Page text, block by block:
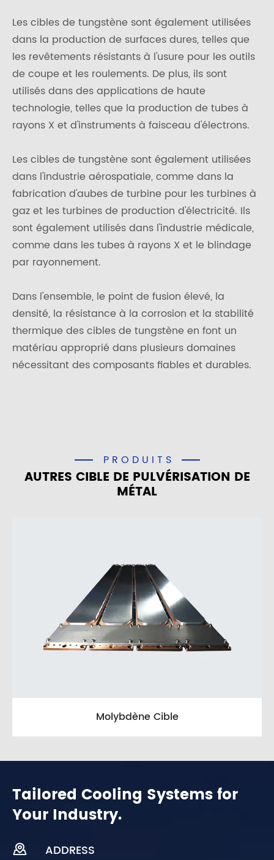
Les cibles de tungstène sont également utilisées
dans la production de surfaces dures, telles que
les revêtements résistants à l'usure pour les outils
de coupe et les roulements. De plus, ils sont
utilisés dans des applications de haute
technologie, telles que la production de tubes à
rayons X et d'instruments à faisceau d'électrons.
Les cibles de tungstène sont également utilisées
dans l'industrie aérospatiale, comme dans la
fabrication d'aubes de turbine pour les turbines à
gaz et les turbines de production d'électricité. Ils
sont également utilisés dans l'industrie médicale,
comme dans les tubes à rayons X et le blindage
par rayonnement.
Dans l'ensemble, le point de fusion élevé, la
densité, la résistance à la corrosion et la stabilité
thermique des cibles de tungstène en font un
matériau approprié dans plusieurs domaines
nécessitant des composants fiables et durables.
PRODUITS
AUTRES CIBLE DE PULVÉRISATION DE
MÉTAL
Molybdène Cible
Tailored Cooling Systems for
Your Industry.
 ADDRESS